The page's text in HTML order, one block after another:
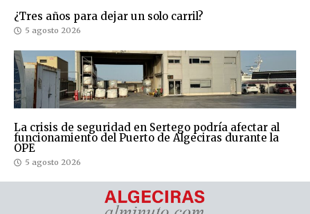
¿Tres años para dejar un solo carril?
5 agosto 2026
La crisis de seguridad en Sertego podría afectar al
funcionamiento del Puerto de Algeciras durante la
OPE
5 agosto 2026